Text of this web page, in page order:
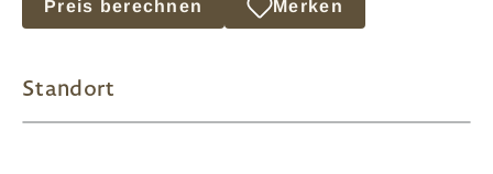
Preis berechnen Merken
Standort